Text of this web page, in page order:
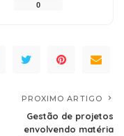
0
PROXIMO ARTIGO
Gestão de projetos
envolvendo matéria